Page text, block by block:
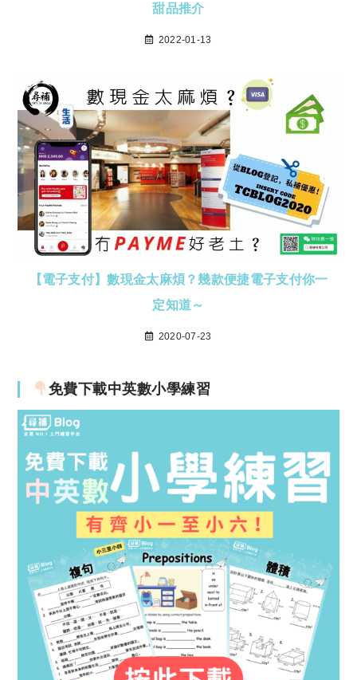
甜品推介
2022-01-13
【電子支付】數現金太麻煩？幾款便捷電子支付你一
定知道～
2020-07-23
免費下載中英數小學練習